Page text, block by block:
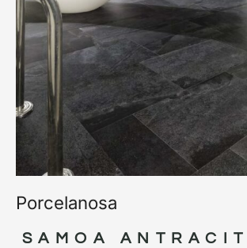
Porcelanosa
SAMOA